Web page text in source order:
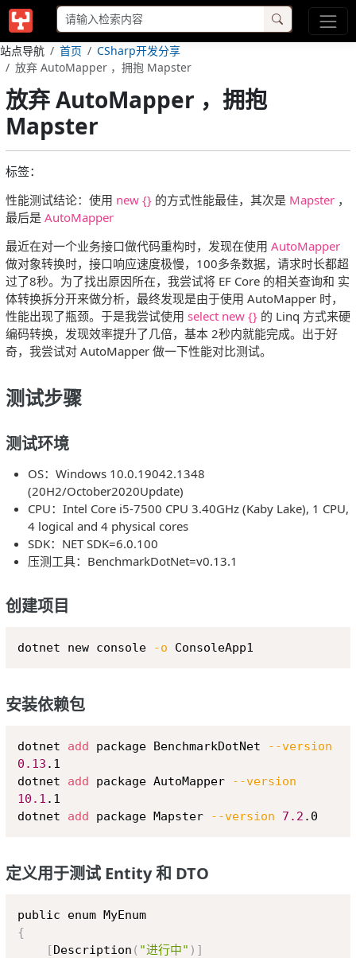
站点导航 首页
CSharp开发分享
放弃 AutoMapper ，拥抱 Mapster
放弃 AutoMapper ，拥抱
Mapster
标签：
性能测试结论：使用 new {} 的方式性能最佳，其次是 Mapster ，
最后是 AutoMapper
最近在对一个业务接口做代码重构时，发现在使用 AutoMapper
做对象转换时，接口响应速度极慢，100多条数据，请求时长都超
过了8秒。为了找出原因所在，我尝试将 EF Core 的相关查询和 实
体转换拆分开来做分析，最终发现是由于使用 AutoMapper 时，
性能出现了瓶颈。于是我尝试使用 select new {} 的 Linq 方式来硬
编码转换，发现效率提升了几倍，基本 2秒内就能完成。出于好
奇，我尝试对 AutoMapper 做一下性能对比测试。
测试步骤
测试环境
OS：Windows 10.0.19042.1348
(20H2/October2020Update)
CPU：Intel Core i5-7500 CPU 3.40GHz (Kaby Lake), 1 CPU,
4 logical and 4 physical cores
SDK：NET SDK=6.0.100
压测工具：BenchmarkDotNet=v0.13.1
创建项目
dotnet new console -o
安装依赖包
dotnet add package BenchmarkDotNet
--version
0.13 .1
dotnet add package AutoMapper
--version
10.1 .1
dotnet add package Mapster --version 7.2
定义用于测试 Entity 和 DTO
{
[Description ( "进行中" ) ]